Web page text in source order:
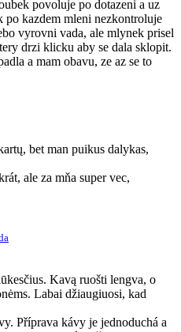
povoluje po dotazeni a uz
kazdem mleni nezkontroluje
vyrovni vada, ale mlynek prisel
drzi klicku aby se dala sklopit.
a mam obavu, ze az se to
bet man puikus dalykas,
ale za mňa super vec,
Kavą ruošti lengva, o
Labai džiaugiuosi, kad
Příprava kávy je jednoduchá a